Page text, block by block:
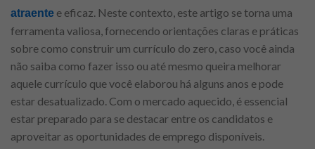
atraente e eficaz. Neste contexto, este artigo se torna uma
ferramenta valiosa, fornecendo orientações claras e práticas
sobre como construir um currículo do zero, caso você ainda
não saiba como fazer isso ou até mesmo queira melhorar
aquele currículo que você elaborou há alguns anos e pode
estar desatualizado. Com o mercado aquecido, é essencial
estar preparado para se destacar entre os candidatos e
aproveitar as oportunidades de emprego disponíveis.